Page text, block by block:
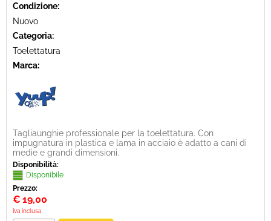
Condizione:
Nuovo
Categoria:
Toelettatura
Marca:
Tagliaunghie professionale per la toelettatura. Con
impugnatura in plastica e lama in acciaio è adatto a cani di
medie e grandi dimensioni.
Disponibilità:
Disponibile
Prezzo:
€ 19,00
Iva inclusa